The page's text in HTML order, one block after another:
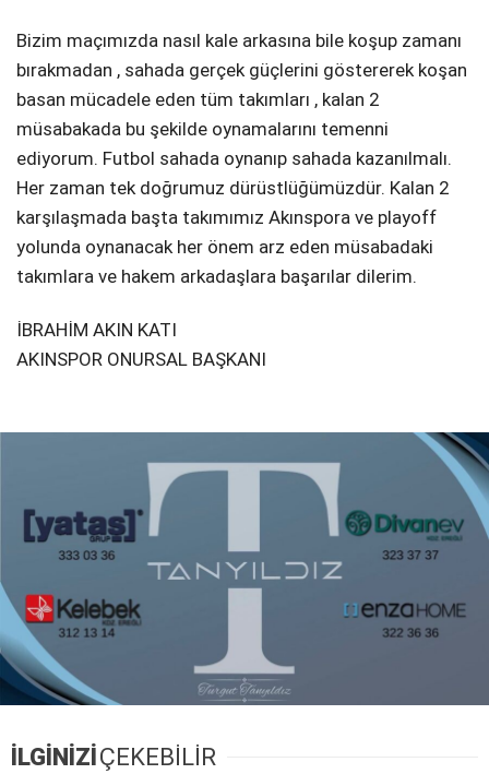
Bizim maçımızda nasıl kale arkasına bile koşup zamanı
bırakmadan , sahada gerçek güçlerini göstererek koşan
basan mücadele eden tüm takımları , kalan 2
müsabakada bu şekilde oynamalarını temenni
ediyorum. Futbol sahada oynanıp sahada kazanılmalı.
Her zaman tek doğrumuz dürüstlüğümüzdür. Kalan 2
karşılaşmada başta takımımız Akınspora ve playoff
yolunda oynanacak her önem arz eden müsabadaki
takımlara ve hakem arkadaşlara başarılar dilerim.
İBRAHİM AKIN KATI
AKINSPOR ONURSAL BAŞKANI
İLGİNİZİ ÇEKEBİLİR